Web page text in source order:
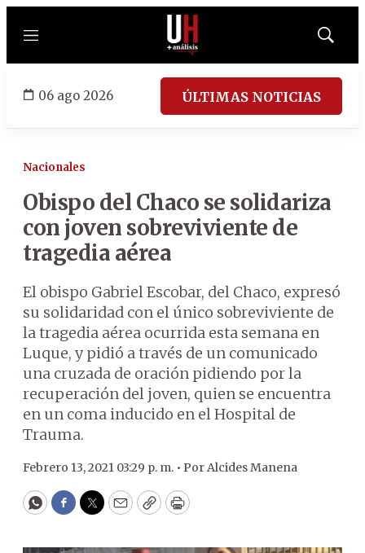
Menú
Mostrar
06 ago 2026 ÚLTIMAS NOTICIAS
Nacionales
Obispo del Chaco se solidariza
con joven sobreviviente de
tragedia aérea
El obispo Gabriel Escobar, del Chaco, expresó
su solidaridad con el único sobreviviente de
la tragedia aérea ocurrida esta semana en
Luque, y pidió a través de un comunicado
una cruzada de oración pidiendo por la
recuperación del joven, quien se encuentra
en un coma inducido en el Hospital de
Trauma.
Febrero 13, 2021 03:29 p. m. • PorAlcides Manena
WhatsApp
Facebook
Twitter
EmailCopyPrint